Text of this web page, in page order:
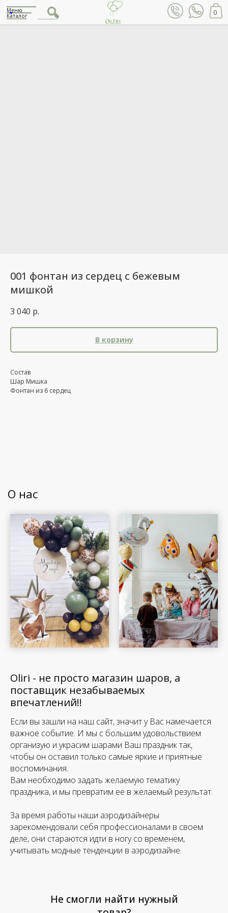
0
Каталог
Меню
001 фонтан из сердец с бежевым
мишкой
3 040 р.
В корзину
Состав
Шар Мишка
Фонтан из 6 сердец
О нас
Oliri - не просто магазин шаров, а
поставщик незабываемых
впечатлений!!
Если вы зашли на наш сайт, значит у Вас намечается
важное событие. И мы с большим удовольствием
организую и украсим шарами Ваш праздник так,
чтобы он оставил только самые яркие и приятные
воспоминания.
Вам необходимо задать желаемую тематику
праздника, и мы превратим ее в желаемый результат.
За время работы наши аэродизайнеры
зарекомендовали себя профессионалами в своем
деле, они стараются идти в ногу со временем,
учитывать модные тенденции в аэродизайне.
Не смогли найти нужный